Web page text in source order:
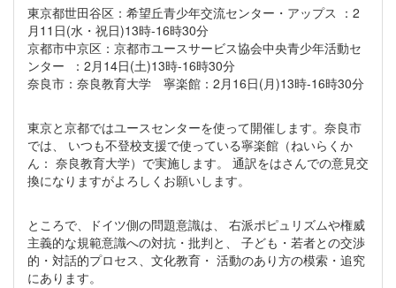
東京都世田谷区：希望丘青少年交流センター・アップス ：2
月11日(水・祝日)13時-16時30分
京都市中京区：京都市ユースサービス協会中央青少年活動セ
ンター ：2月14日(土)13時-16時30分
奈良市：奈良教育大学 寧楽館：2月16日(月)13時-16時30分
東京と京都ではユースセンターを使って開催します。奈良市
では、 いつも不登校支援で使っている寧楽館（ねいらくか
ん： 奈良教育大学）で実施します。 通訳をはさんでの意見交
換になりますがよろしくお願いします。
ところで、ドイツ側の問題意識は、 右派ポピュリズムや権威
主義的な規範意識への対抗・批判と、 子ども・若者との交渉
的・対話的プロセス、文化教育・ 活動のあり方の模索・追究
にあります。